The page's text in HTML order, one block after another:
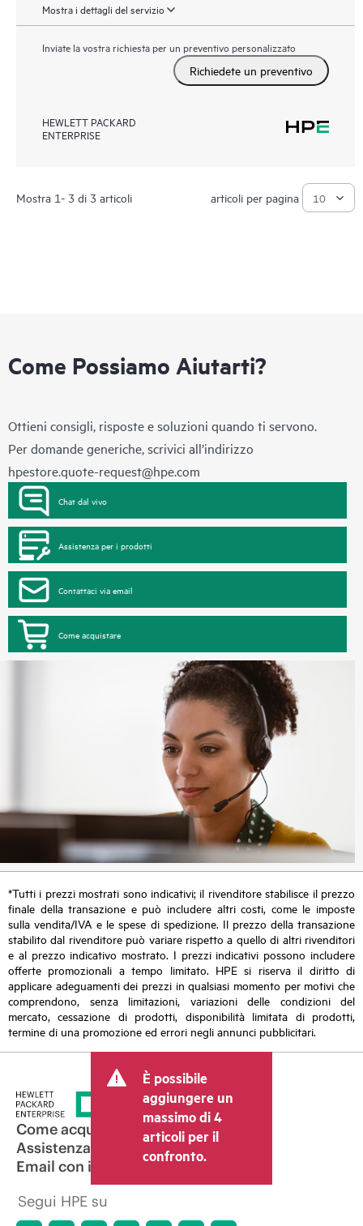
Mostra i dettagli del servizio
Inviate la vostra richiesta per un preventivo personalizzato
Richiedete un preventivo
HEWLETT PACKARD
ENTERPRISE
Mostra 1- 3 di 3 articoli articoli per pagina
Come Possiamo Aiutarti?
Ottieni consigli, risposte e soluzioni quando ti servono.
Per domande generiche, scrivici all’indirizzo
hpestore.quote-request@hpe.com
Chat dal vivo
Assistenza per i prodotti
Contattaci via email
Come acquistare
*Tutti i prezzi mostrati sono indicativi; il rivenditore stabilisce il prezzo
finale della transazione e può includere altri costi, come le imposte
sulla vendita/IVA e le spese di spedizione. Il prezzo della transazione
stabilito dal rivenditore può variare rispetto a quello di altri rivenditori
e al prezzo indicativo mostrato. I prezzi indicativi possono includere
offerte promozionali a tempo limitato. HPE si riserva il diritto di
applicare adeguamenti dei prezzi in qualsiasi momento per motivi che
comprendono, senza limitazioni, variazioni delle condizioni del
mercato, cessazione di prodotti, disponibilità limitata di prodotti,
termine di una promozione ed errori negli annunci pubblicitari.
È possibile
aggiungere un
massimo di 4
articoli per il
confronto.
Come acquistare
Assistenza per i prodotti
Email con il commerciale
Segui HPE su